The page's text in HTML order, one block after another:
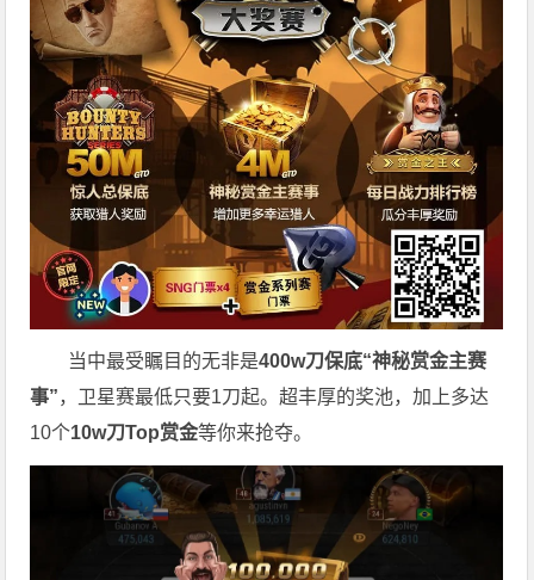
当中最受瞩目的无非是400w刀保底“神秘赏金主赛
事”，卫星赛最低只要1刀起。超丰厚的奖池，加上多达
10个10w刀Top赏金等你来抢夺。